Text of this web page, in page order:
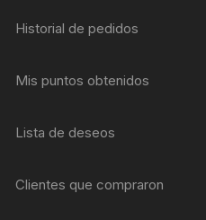
Historial de pedidos
Mis puntos obtenidos
Lista de deseos
Clientes que compraron